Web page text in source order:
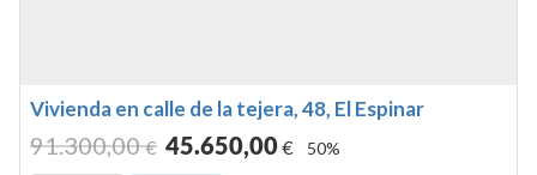
Vivienda en calle de la tejera, 48, El Espinar
91.300,00 € 45.650,00€ 50%